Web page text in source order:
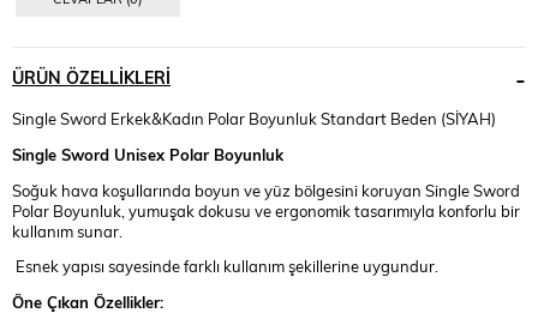
ÜRÜN ÖZELLIKLERI
Single Sword Erkek&Kadın Polar Boyunluk Standart Beden (SİYAH)
Single Sword Unisex Polar Boyunluk
Soğuk hava koşullarında boyun ve yüz bölgesini koruyan Single Sword
Polar Boyunluk, yumuşak dokusu ve ergonomik tasarımıyla konforlu bir
kullanım sunar.
Esnek yapısı sayesinde farklı kullanım şekillerine uygundur.
Öne Çıkan Özellikler: